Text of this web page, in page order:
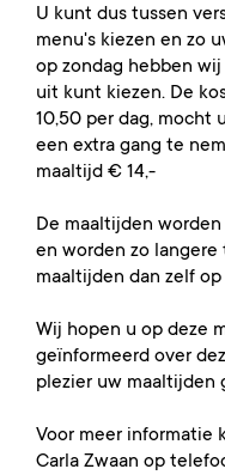
U kunt dus tussen
menu's kiezen en zo
op zondag hebben
uit kunt kiezen. De
10,50 per dag, mocht
een extra gang te
maaltijd € 14,-
De maaltijden
en worden zo
maaltijden dan zelf
Wij hopen u op deze
geïnformeerd over
plezier uw maaltijden
Voor meer informatie
Carla Zwaan op